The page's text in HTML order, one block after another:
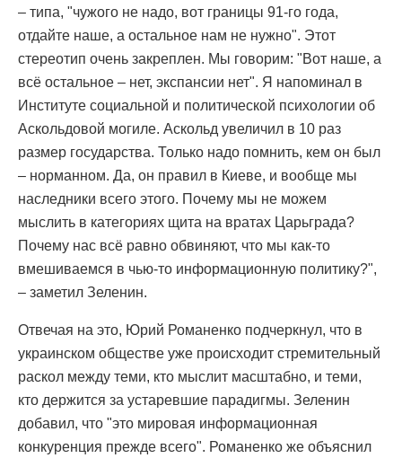
– типа, "чужого не надо, вот границы 91-го года,
отдайте наше, а остальное нам не нужно". Этот
стереотип очень закреплен. Мы говорим: "Вот наше, а
всё остальное – нет, экспансии нет". Я напоминал в
Институте социальной и политической психологии об
Аскольдовой могиле. Аскольд увеличил в 10 раз
размер государства. Только надо помнить, кем он был
– норманном. Да, он правил в Киеве, и вообще мы
наследники всего этого. Почему мы не можем
мыслить в категориях щита на вратах Царьграда?
Почему нас всё равно обвиняют, что мы как-то
вмешиваемся в чью-то информационную политику?",
– заметил Зеленин.
Отвечая на это, Юрий Романенко подчеркнул, что в
украинском обществе уже происходит стремительный
раскол между теми, кто мыслит масштабно, и теми,
кто держится за устаревшие парадигмы. Зеленин
добавил, что "это мировая информационная
конкуренция прежде всего". Романенко же объяснил